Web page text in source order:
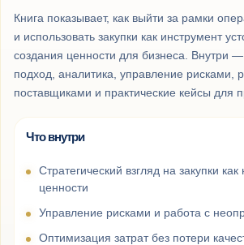
Книга показывает, как выйти за рамки
и использовать закупки как инструмент
создания ценности для бизнеса. Внутри —
подход, аналитика, управление рисками,
поставщиками и практические кейсы для
Что внутри
Стратегический взгляд на закупки как
ценности
Управление рисками и работа с
Оптимизация затрат без потери